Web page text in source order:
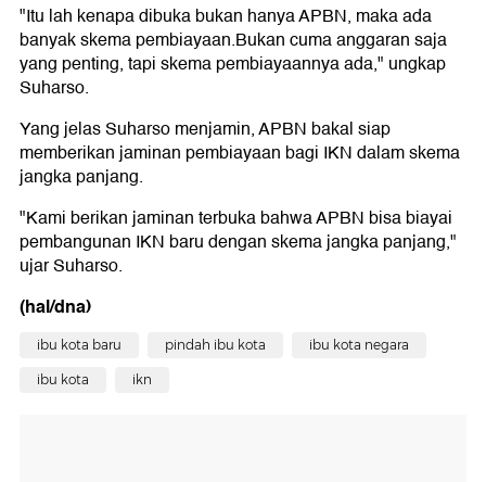
"Itu lah kenapa dibuka bukan hanya APBN, maka ada
banyak skema pembiayaan.Bukan cuma anggaran saja
yang penting, tapi skema pembiayaannya ada," ungkap
Suharso.
Yang jelas Suharso menjamin, APBN bakal siap
memberikan jaminan pembiayaan bagi IKN dalam skema
jangka panjang.
"Kami berikan jaminan terbuka bahwa APBN bisa biayai
pembangunan IKN baru dengan skema jangka panjang,"
ujar Suharso.
(hal/dna)
ibu kota baru pindah ibu kota ibu kota negara
ibu kota ikn